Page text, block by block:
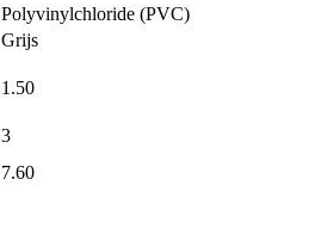
Polyvinylchloride (PVC)
Grijs
1.50
3
7.60